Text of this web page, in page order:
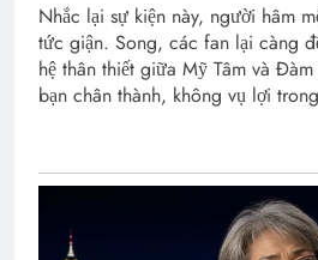
Nhắc lại sự kiện này, người hâm
tức giận. Song, các fan lại càng
hệ thân thiết giữa Mỹ Tâm và
bạn chân thành, không vụ lợi